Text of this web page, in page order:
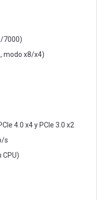
7000)
modo x8/x4)
4.0 x4 y PCIe 3.0 x2
s
CPU)